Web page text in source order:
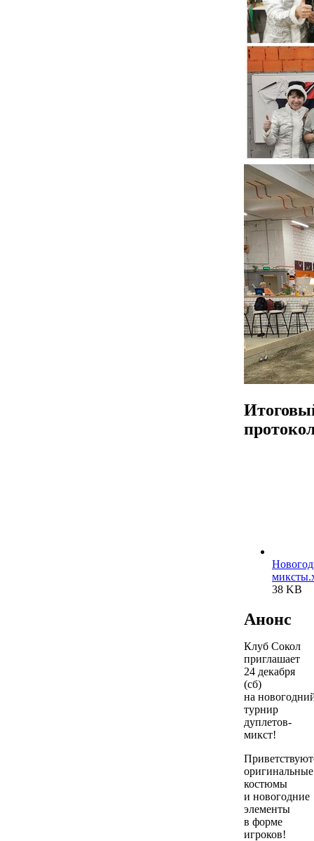
38 KB
Анонс
Клуб Сокол
приглашает
24 декабря
(сб)
на
турнир
дуплетов-
микст!
оригинальные
костюмы
и новогодние
элементы
в форме
игроков!